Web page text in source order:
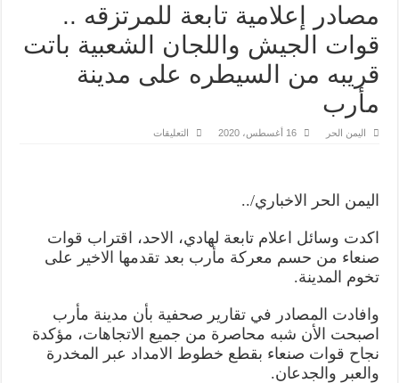
مصادر إعلامية تابعة للمرتزقه ..
قوات الجيش واللجان الشعبية باتت
قريبه من السيطره على مدينة
مأرب
اليمن الحر 16 أغسطس، 2020 التعليقات
الشعبية
باتت
قريبه
مدينة
مأرب
مغلقة
اليمن الحر الاخباري/..
اكدت وسائل اعلام تابعة لهادي، الاحد، اقتراب قوات
صنعاء من حسم معركة مأرب بعد تقدمها الاخير على
تخوم المدينة.
وافادت المصادر في تقارير صحفية بأن مدينة مأرب
اصبحت الأن شبه محاصرة من جميع الاتجاهات، مؤكدة
نجاح قوات صنعاء بقطع خطوط الامداد عبر المخدرة
والعبر والجدعان.